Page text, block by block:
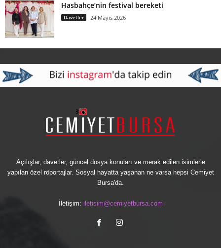
Hasbahçe’nin festival bereketi
Davetler 24 Mayıs 2026
Açılışlar, davetler, güncel dosya konuları ve merak edilen isimlerle
yapılan özel röportajlar. Sosyal hayatta yaşanan ne varsa hepsi Cemiyet
Bursa'da.
İletişim: iletisim@cemiyetbursa.com